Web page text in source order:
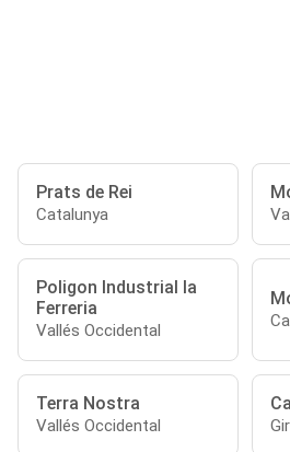
Prats de Rei
Catalunya
Poligon Industrial la
Ferreria
Vallés Occidental
Terra Nostra
Vallés Occidental